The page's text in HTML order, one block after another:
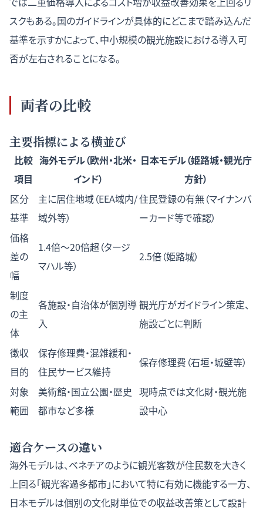
スクもある。国のガイドラインが具体的にどこまで踏み込んだ
基準を示すかによって、中小規模の観光施設における導入可
否が左右されることになる。
両者の比較
主要指標による横並び
比較
項目
海外モデル（欧州・北米・
インド）
日本モデル（姫路城・観光庁
方針）
区分
基準
主に居住地域（EEA域内/
域外等）
住民登録の有無（マイナンバ
ーカード等で確認）
価格
差の
幅
1.4倍〜20倍超（タージ
マハル等）
2.5倍（姫路城）
制度
の主
体
各施設・自治体が個別導
入
観光庁がガイドライン策定、
施設ごとに判断
徴収
目的
保存修理費・混雑緩和・
住民サービス維持
保存修理費（石垣・城壁等）
対象
範囲
美術館・国立公園・歴史
都市など多様
現時点では文化財・観光施
設中心
適合ケースの違い
海外モデルは、ベネチアのように観光客数が住民数を大きく
上回る「観光客過多都市」において特に有効に機能する一方、
日本モデルは個別の文化財単位での収益改善策として設計